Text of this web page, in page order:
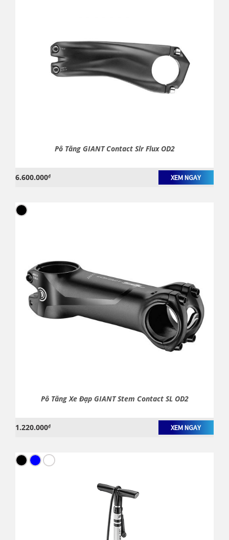
Pô Tăng GIANT Contact Slr Flux OD2
6.600.000₫ XEM NGAY
Pô Tăng Xe Đạp GIANT Stem Contact SL OD2
1.220.000₫ XEM NGAY